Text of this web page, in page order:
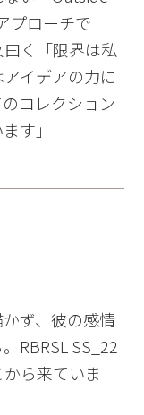
プローチで
く「限界は私
イデアの力に
コレクション
す」
ず、彼の感情
RBRSL SS_22
ら来ていま